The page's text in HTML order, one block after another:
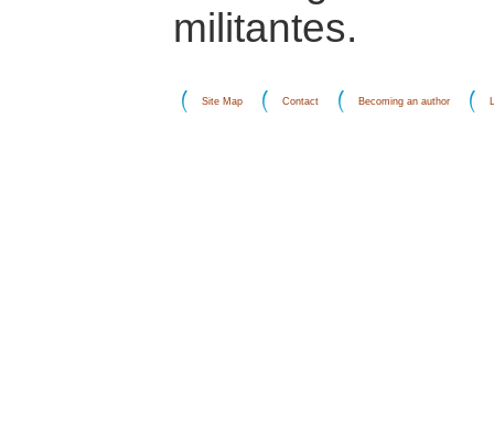
militantes.
Site Map Contact Becoming an author